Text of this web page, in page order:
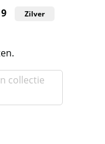
Zilver
collectie